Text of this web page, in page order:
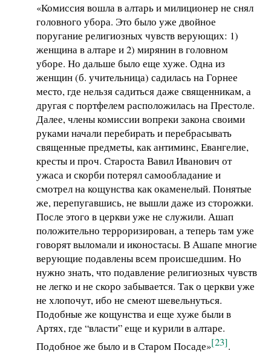
«Комиссия вошла в алтарь и милиционер не снял
головного убора. Это было уже двойное
поругание религиозных чувств верующих: 1)
женщина в алтаре и 2) мирянин в головном
уборе. Но дальше было еще хуже. Одна из
женщин (б. учительница) садилась на Горнее
место, где нельзя садиться даже священникам, а
другая с портфелем расположилась на Престоле.
Далее, члены комиссии вопреки закона своими
руками начали перебирать и перебрасывать
священные предметы, как антиминс, Евангелие,
кресты и проч. Староста Вавил Иванович от
ужаса и скорби потерял самообладание и
смотрел на кощунства как окаменелый. Понятые
же, перепугавшись, не вышли даже из сторожки.
После этого в церкви уже не служили. Ашап
положительно терроризирован, а теперь там уже
говорят выломали и иконостасы. В Ашапе многие
верующие подавлены всем происшедшим. Но
нужно знать, что подавление религиозных чувств
не легко и не скоро забывается. Так о церкви уже
не хлопочут, ибо не смеют шевельнуться.
Подобные же кощунства и еще хуже были в
Артях, где “власти” еще и курили в алтаре.
Подобное же было и в Старом Посаде»[23].